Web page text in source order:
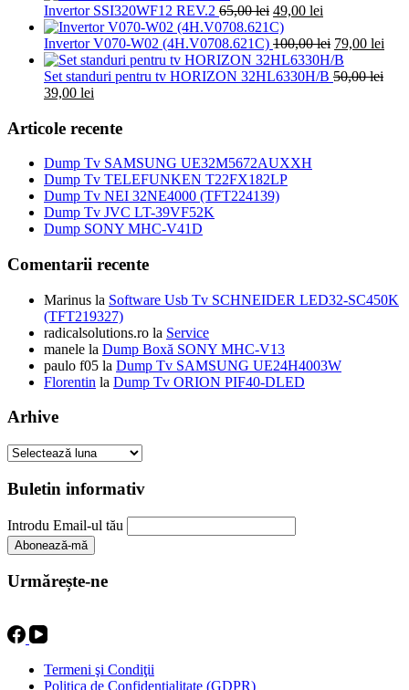
120,00 lei.
a
fost:
75,00 lei.
este:
Invertor SSI320WF12 REV.2 65,00lei Prețul
inițial
a
fost:
65,00 lei.
49,00 lei
este:
49,00 lei.
Invertor V070-W02 (4H.V0708.621C) 100,00lei Prețul
inițial
a
79,00 lei
Set standuri pentru tv HORIZON 32HL6330H/B 50,00lei
Prețul
a
50,00 lei.
39,00 lei
este:
Articole recente
Dump Tv SAMSUNG UE32M5672AUXXH
Dump Tv TELEFUNKEN T22FX182LP
Dump Tv NEI 32NE4000 (TFT224139)
Dump Tv JVC LT-39VF52K
Dump SONY MHC-V41D
Comentarii recente
Marinus la Software Usb Tv SCHNEIDER LED32-SC450K
(TFT219327)
radicalsolutions.ro la Service
manele la Dump Boxă SONY MHC-V13
paulo f05 la Dump Tv SAMSUNG UE24H4003W
Florentin la Dump Tv ORION PIF40-DLED
Arhive
Arhive
Buletin informativ
Introdu Email-ul tău
Urmărește-ne
Termeni şi Condiţii
Politica de Confidenţialitate (GDPR)